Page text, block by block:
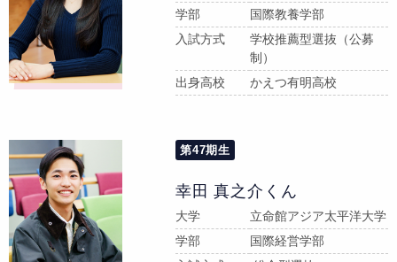
学部
国際教養学部
入試方式
学校推薦型選抜（公募
制）
出身高校
かえつ有明高校
第47期生
幸田 真之介くん
大学
立命館アジア太平洋大学
学部
国際経営学部